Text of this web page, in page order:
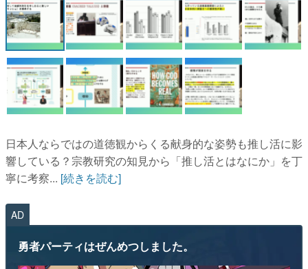
その他
電ファミニコゲーマーとは？
運営：株式会社マレ
日本人ならではの道徳観からくる献身的な姿勢も推し活に影
響している？宗教研究の知見から「推し活とはなにか」を丁
寧に考察... [続きを読む]
AD
勇者パーティはぜんめつしました。